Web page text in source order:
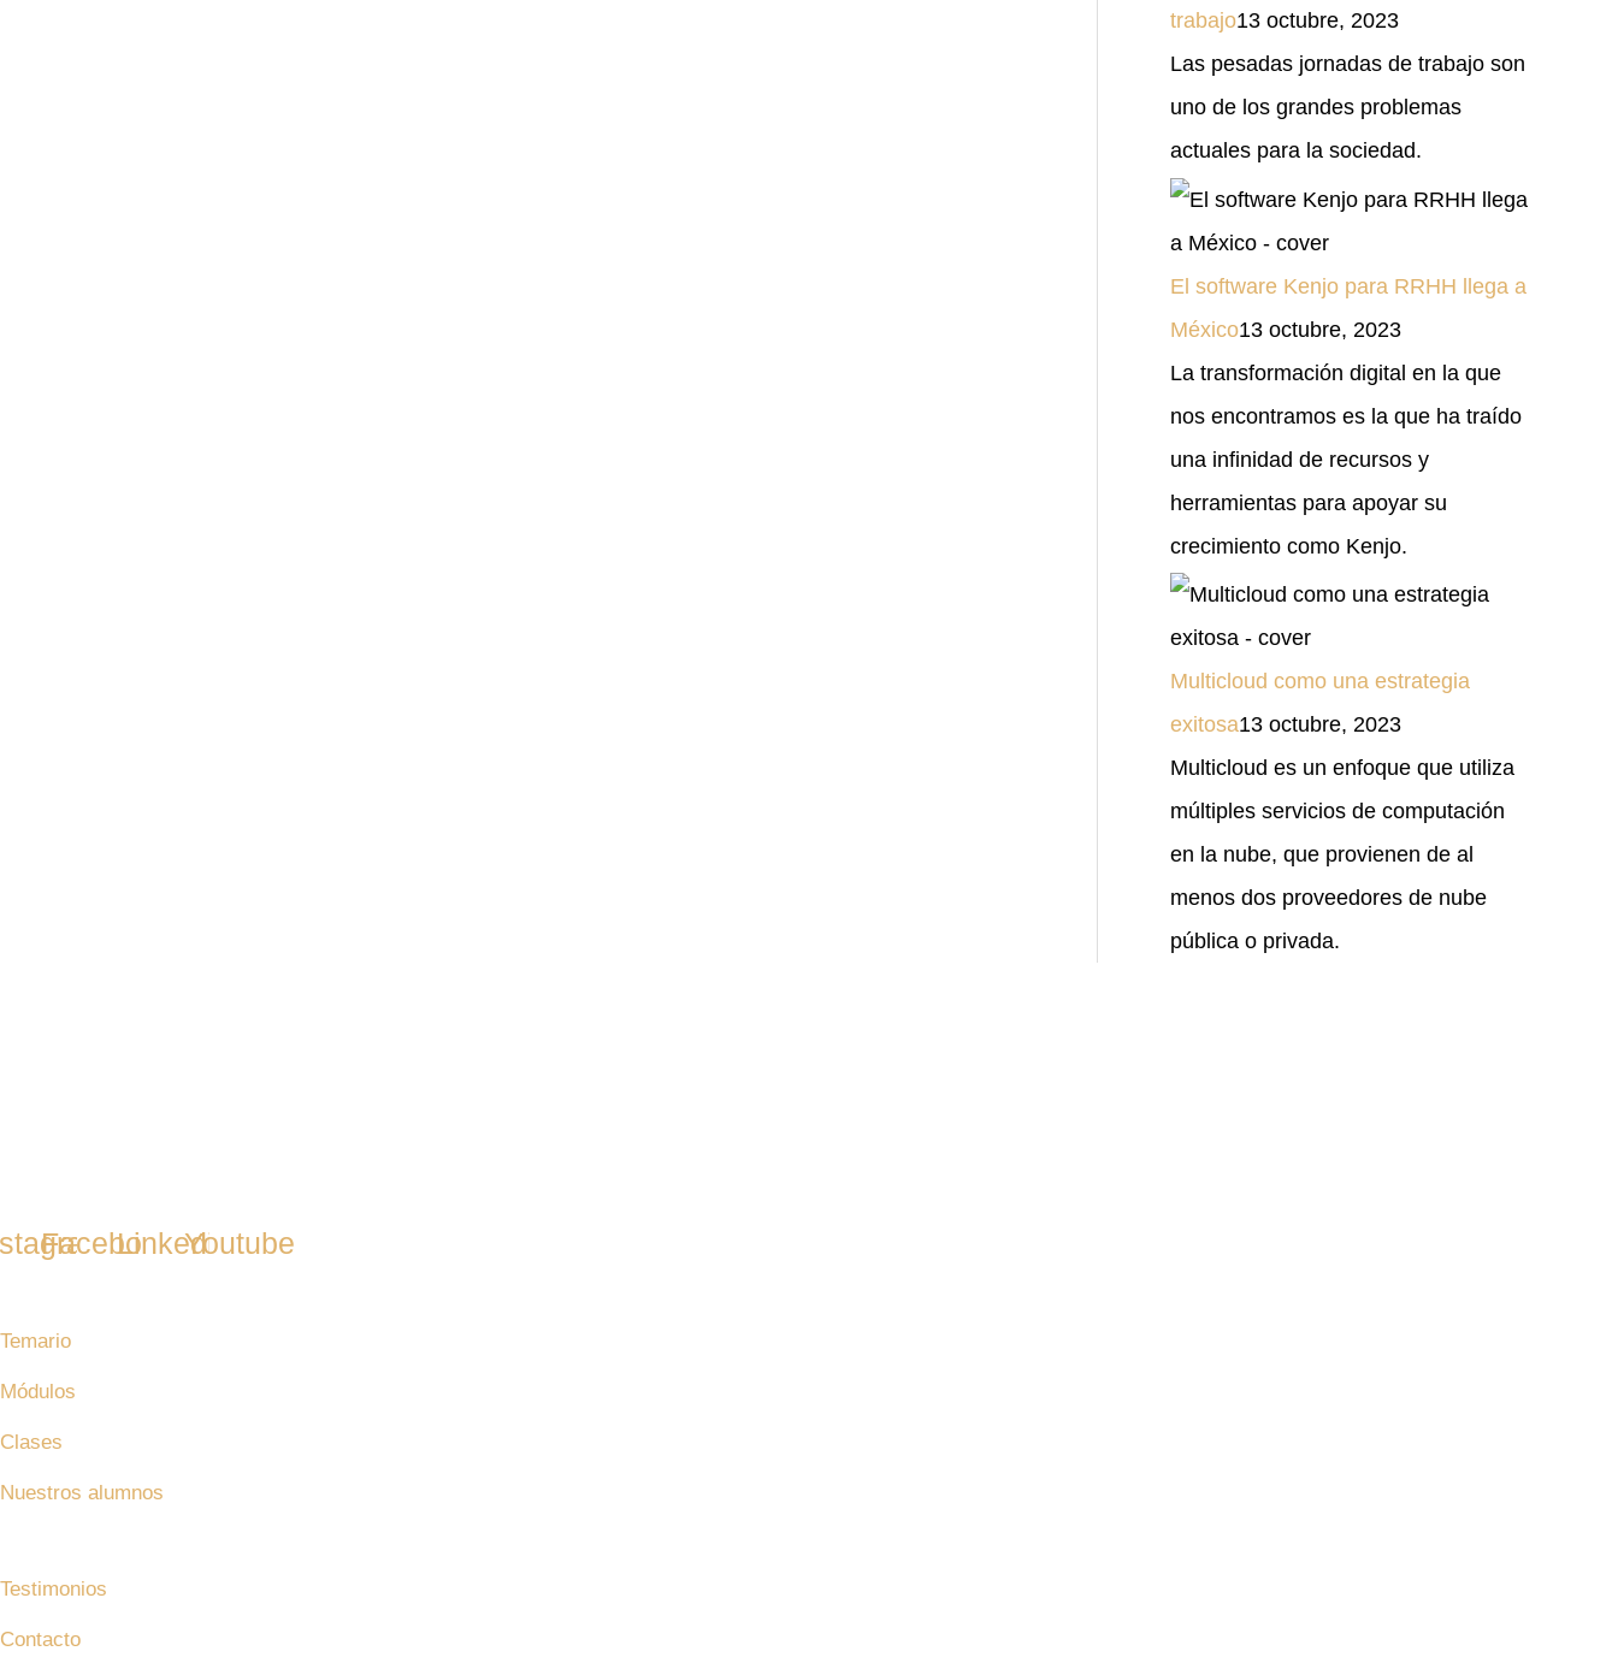
trabajo13 octubre, 2023
Las pesadas jornadas de trabajo son
uno de los grandes problemas
actuales para la sociedad.
El software Kenjo para RRHH llega a
México13 octubre, 2023
La transformación digital en la que
nos encontramos es la que ha traído
una infinidad de recursos y
herramientas para apoyar su
crecimiento como Kenjo.
Multicloud como una estrategia
exitosa13 octubre, 2023
Multicloud es un enfoque que utiliza
múltiples servicios de computación
en la nube, que provienen de al
menos dos proveedores de nube
pública o privada.
FacebookLinkedinYoutube
Temario
Módulos
Clases
Nuestros alumnos
Testimonios
Contacto